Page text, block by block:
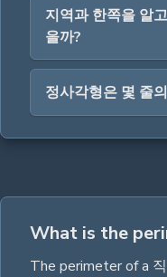
지역과 한쪽을 알
을까?
정사각형은 몇 줄
What is the
The perimeterof a